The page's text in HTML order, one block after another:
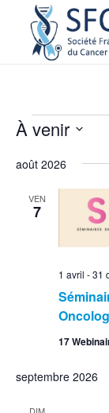
À venir
une
août 2026
VEN
7
1 avril -31
17
septembre 2026